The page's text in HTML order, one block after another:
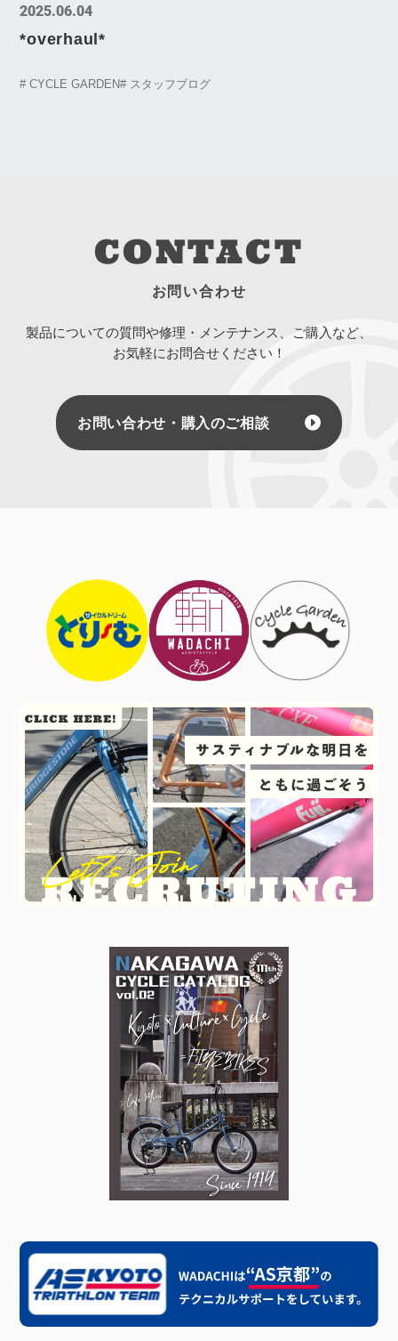
2025.06.04
*overhaul*
# CYCLE GARDEN# スタッフブログ
CONTACT
お問い合わせ
製品についての質問や修理・メンテナンス、ご購入など、
お気軽にお問合せください！
お問い合わせ・購入のご相談